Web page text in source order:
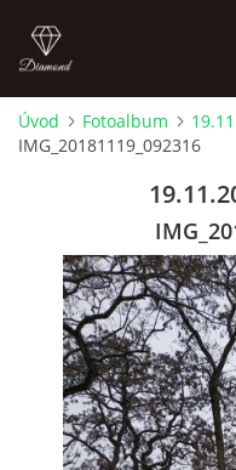
LETNÍ KINO NA HRADĚ
KONTAKT
FOTOALBUM
Úvod Fotoalbum
IMG_20181119_092316